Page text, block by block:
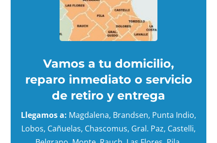
Vamos a tu domicilio,
reparo inmediato o servicio
de retiro y entrega
Llegamos a: Magdalena, Brandsen, Punta Indio,
Lobos, Cañuelas, Chascomus, Gral. Paz, Castelli,